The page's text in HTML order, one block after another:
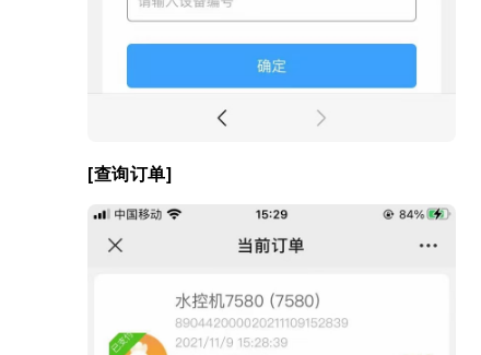
[查询订单]